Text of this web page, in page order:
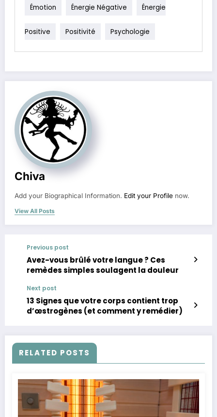
Émotion Énergie Négative Énergie
Positive Positivité Psychologie
Chiva
Add your Biographical Information. Edit your Profile now.
View All Posts
Previous post
Avez-vous brûlé votre langue ? Ces
remèdes simples soulagent la douleur
Next post
13 Signes que votre corps contient trop
d’œstrogènes (et comment y remédier)
RELATED POSTS